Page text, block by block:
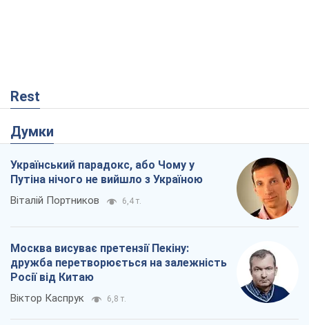
Rest
Думки
Український парадокс, або Чому у
Путіна нічого не вийшло з Україною
Віталій Портников 6,4 т.
Москва висуває претензії Пекіну:
дружба перетворюється на залежність
Росії від Китаю
Віктор Каспрук 6,8 т.